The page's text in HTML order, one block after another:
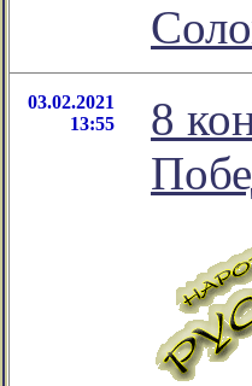
03.02.2021
13:55
8